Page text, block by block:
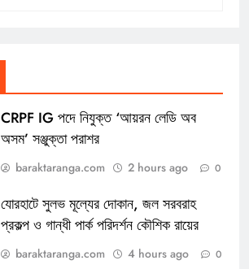
CRPF IG পদে নিযুক্ত ‘আয়রন লেডি অব
অসম’ সঞ্জুক্তা পরাশর
baraktaranga.com 2 hours ago 0
যোরহাটে সুলভ মূল্যের দোকান, জল সরবরাহ
প্রকল্প ও গান্ধী পার্ক পরিদর্শন কৌশিক রায়ের
baraktaranga.com 4 hours ago 0